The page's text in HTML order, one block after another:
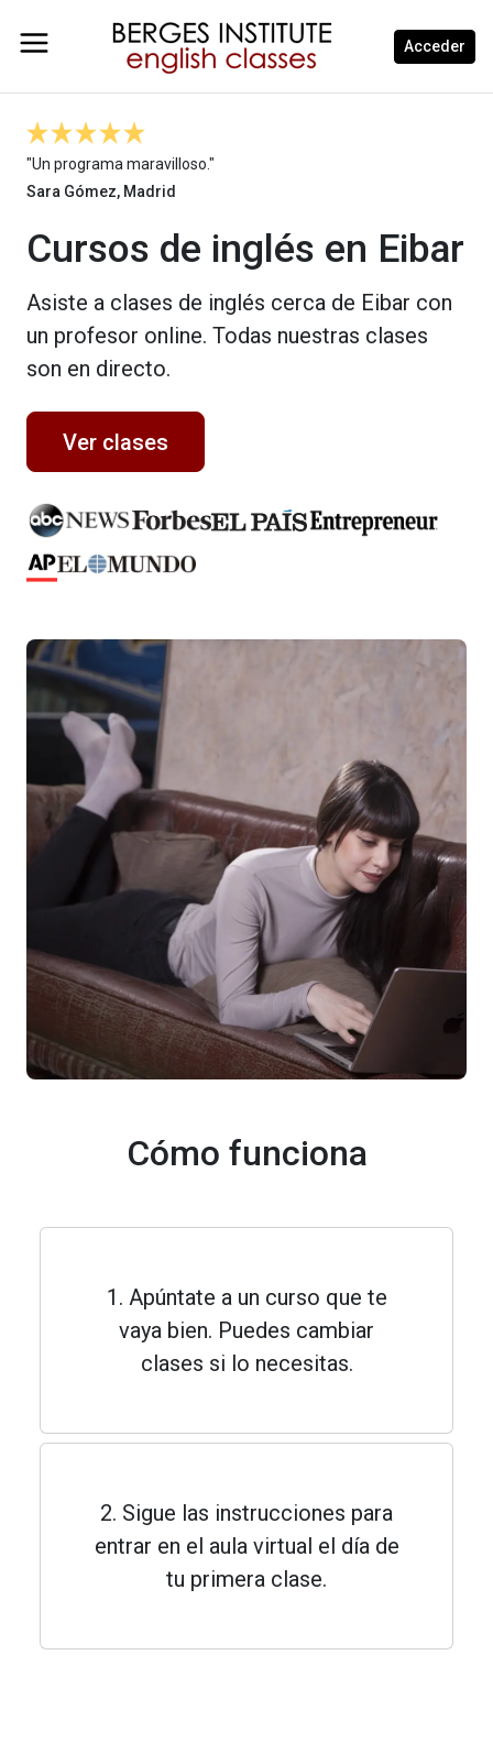
Acceder
"Un programa maravilloso."
Sara Gómez, Madrid
Cursos de inglés en Eibar
Asiste a clases de inglés cerca de Eibar con
un profesor online. Todas nuestras clases
son en directo.
Ver clases
Cómo funciona
1. Apúntate a un curso que te
vaya bien. Puedes cambiar
clases si lo necesitas.
2. Sigue las instrucciones para
entrar en el aula virtual el día de
tu primera clase.